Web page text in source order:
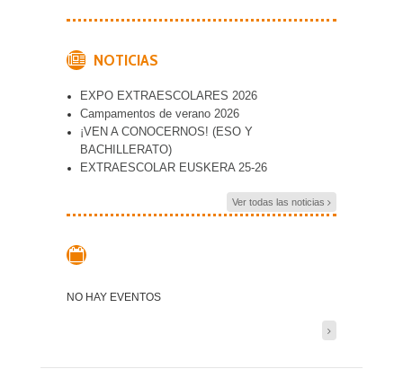
NOTICIAS
EXPO EXTRAESCOLARES 2026
Campamentos de verano 2026
¡VEN A CONOCERNOS! (ESO Y
BACHILLERATO)
EXTRAESCOLAR EUSKERA 25-26
Ver todas las noticias
NO HAY EVENTOS